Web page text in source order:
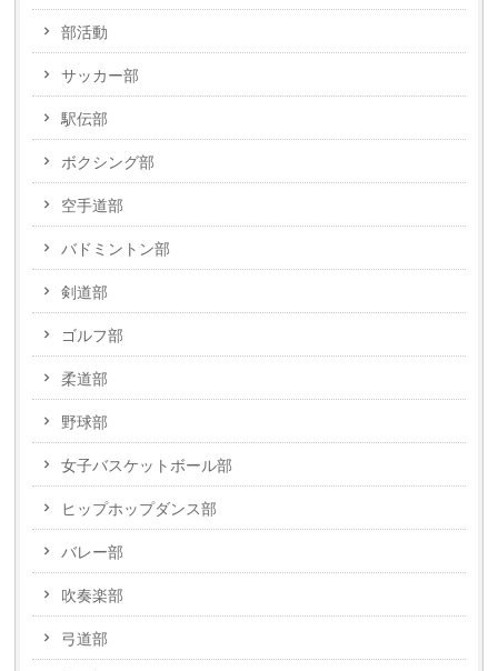
部活動
サッカー部
駅伝部
ボクシング部
空手道部
バドミントン部
剣道部
ゴルフ部
柔道部
野球部
女子バスケットボール部
ヒップホップダンス部
バレー部
吹奏楽部
弓道部